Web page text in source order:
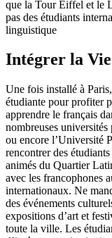
que la Tour Eiffel et le
pas des étudiants
linguistique
Intégrer la
Une fois installé à
étudiante pour profiter
apprendre le français
nombreuses
ou encore l’Université
rencontrer des
animés du Quartier
avec les francophones
internationaux. Ne
des événements
expositions d’art et
toute la ville. Les